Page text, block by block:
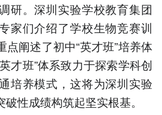
研。深圳实验学校教育集团
家们介绍了学校生物竞赛训
阐述了初中“英才班”培养体
才班”体系致力于探索学科创
培养模式，这将为深圳实验
性成绩构筑起坚实根基。